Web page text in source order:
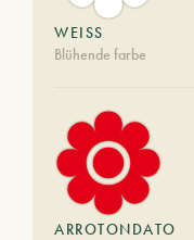
WEISS
Blühende farbe
ARROTONDATO